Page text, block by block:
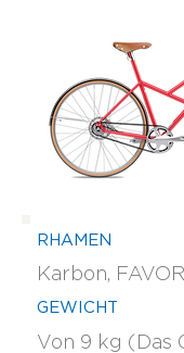
GEWICHT
Von 9 kg (Das
Karbon,
RHAMEN